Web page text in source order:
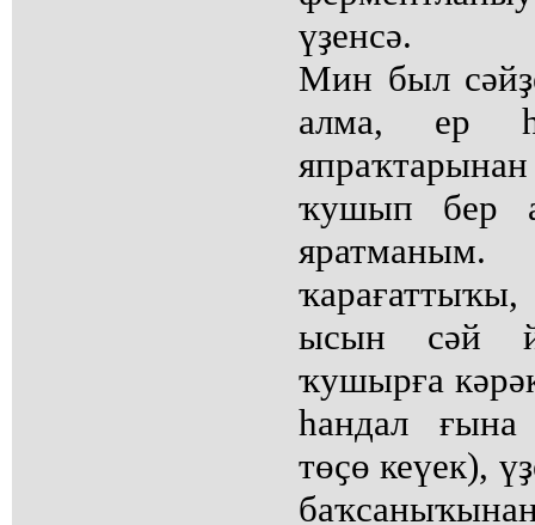
үҙенсә.
Мин был
алма, ер
ҡушып бер
ысын сәй
ҡушырға
һандал ғына
төҫө кеүек),